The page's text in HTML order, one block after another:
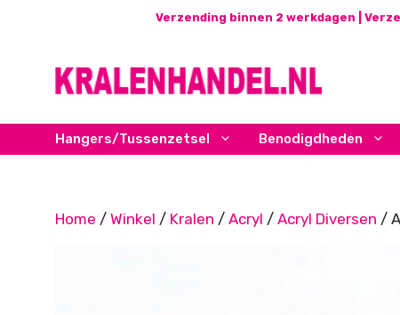
Verzending binnen 2 werkdagen |
Hangers/Tussenzetsel Benodigdheden
Home / Winkel / Kralen / Acryl / Acryl Diversen /